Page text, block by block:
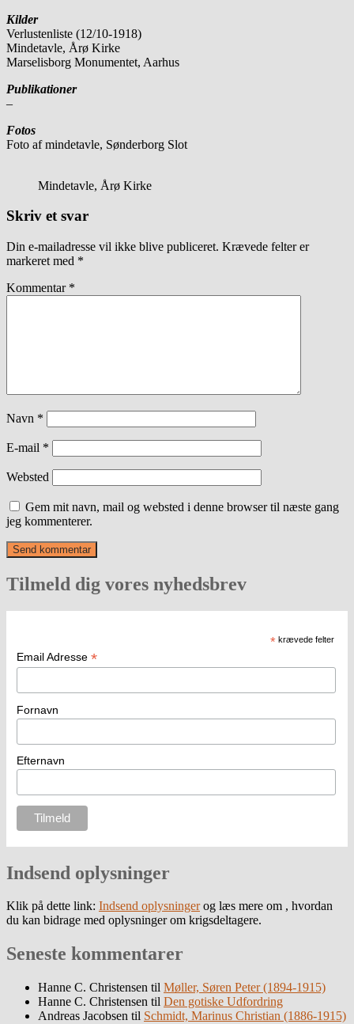
Kilder
Verlustenliste (12/10-1918)
Mindetavle, Årø Kirke
Marselisborg Monumentet, Aarhus
Publikationer
–
Fotos
Foto af mindetavle, Sønderborg Slot
Mindetavle, Årø Kirke
Skriv et svar
Din e-mailadresse vil ikke blive publiceret. Krævede felter er
markeret med *
Kommentar *
Navn *
E-mail *
Websted
Gem mit navn, mail og websted i denne browser til næste gang
jeg kommenterer.
Tilmeld dig vores nyhedsbrev
* krævede felter
Email Adresse *
Fornavn
Efternavn
Indsend oplysninger
Klik på dette link: Indsend oplysningerog læs mere om , hvordan
du kan bidrage med oplysninger om krigsdeltagere.
Seneste kommentarer
Hanne C. Christensen til Møller, Søren Peter (1894-1915)
Hanne C. Christensen til Den gotiske Udfordring
Andreas Jacobsen til Schmidt, Marinus Christian (1886-1915)